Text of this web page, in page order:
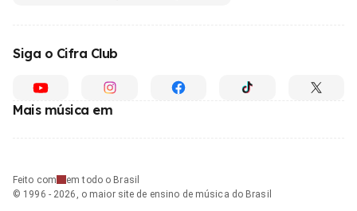
Siga o Cifra Club
Mais música em
Feito com
em todo o Brasil
© 1996 - 2026, o maior site de ensino de música do Brasil